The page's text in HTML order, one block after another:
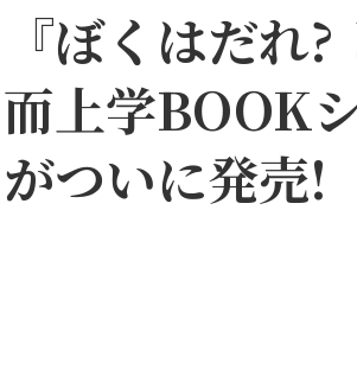
『ぼくはだれ
而上学BOOK
がついに発売!